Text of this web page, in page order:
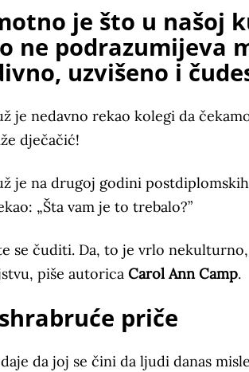
je što u našoj
ne podrazumijeva
uzvišeno i
je nedavno rekao kolegi da
dječačić!
je na drugoj godini
„Šta vam je to trebalo?”
se čuditi. Da, to je vrlo
piše autorica Carol Ann Camp.
priče
da joj se čini da ljudi danas